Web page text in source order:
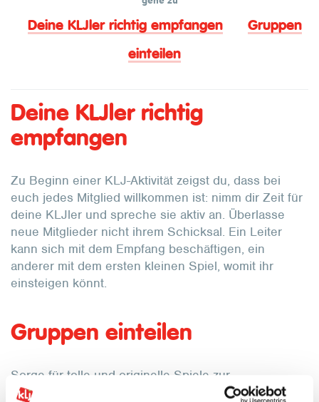
Deine KLJler richtig empfangen
Gruppen
einteilen
Deine KLJler richtig
empfangen
Zu Beginn einer KLJ-Aktivität zeigst du, dass bei
euch jedes Mitglied willkommen ist: nimm dir Zeit für
deine KLJler und spreche sie aktiv an. Überlasse
neue Mitglieder nicht ihrem Schicksal. Ein Leiter
kann sich mit dem Empfang beschäftigen, ein
anderer mit dem ersten kleinen Spiel, womit ihr
einsteigen könnt.
Gruppen einteilen
Sorge für tolle und originelle Spiele zur
Gruppeneinteilung. Wenn du Mitglieder selbst ihre